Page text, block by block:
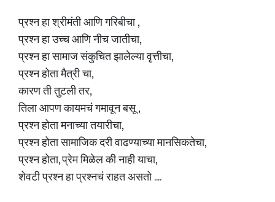
प्रश्न हा श्रीमंती आणि गरिबीचा ,
प्रश्न हा उच्च आणि नीच जातीचा,
प्रश्न हा सामाज संकुचित झालेल्या वृत्तीचा,
प्रश्न होता मैत्री चा,
कारण ती तुटली तर,
तिला आपण कायमचं गमावून बसू ,
प्रश्न होता मनाच्या तयारीचा,
प्रश्न होता सामाजिक दरी वाढण्याच्या मानसिकतेचा,
प्रश्न होता, प्रेम मिळेल की नाही याचा,
शेवटी प्रश्न हा प्रश्नचं राहत असतो ....